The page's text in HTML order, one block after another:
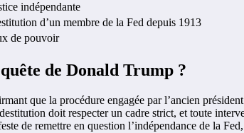
indépendante
d’un membre de la Fed depuis 1913
de pouvoir
de Donald Trump ?
que la procédure engagée par l’ancien
doit respecter un cadre strict, et toute
de remettre en question l’indépendance de la